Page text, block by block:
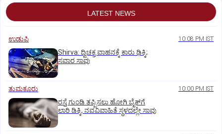
LATEST NEWS
ಉಡುಪಿ 10:08 PM IST
Shirva: ದ್ವಿಚಕ್ರ ವಾಹನಕ್ಕೆ ಕಾರು ಢಿಕ್ಕಿ;
ಸವಾರ ಸಾವು
ತುಮಕೂರು 10:00 PM IST
ರಸ್ತೆ ಗುಂಡಿ ತಪ್ಪಿಸಲು ಹೋಗಿ ಬೈಕ್‌ಗೆ
ಲಾರಿ ಡಿಕ್ಕಿ, ನವವಿವಾಹಿತೆ ಸ್ಥಳದಲ್ಲೇ ಸಾವು